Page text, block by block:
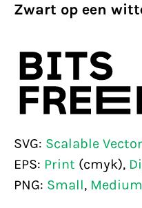
Zwart op een
SVG: Scalable
EPS: Print (cmyk),
PNG: Small, Medium